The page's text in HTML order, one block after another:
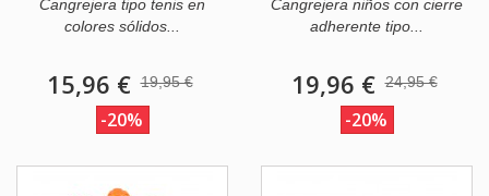
Cangrejera tipo tenis en
colores sólidos...
15,96 € 19,95 €
-20%
Cangrejera niños con cierre
adherente tipo...
19,96 € 24,95 €
-20%